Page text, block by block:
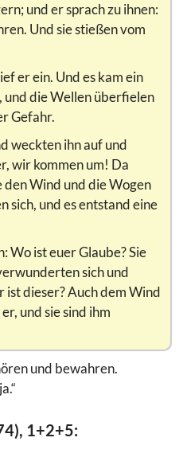
und er sprach zu ihnen:
Und sie stießen vom
er ein. Und es kam ein
die Wellen überfielen
Gefahr.
weckten ihn auf und
wir kommen um! Da
Wind und die Wogen
sich, und es entstand eine
Wo ist euer Glaube? Sie
sich und
dieser? Auch dem Wind
und sie sind ihm
und bewahren.
1+2+5: